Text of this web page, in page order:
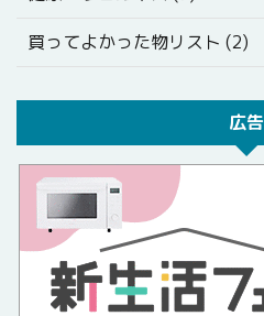
買ってよかった物リスト (2)
広告